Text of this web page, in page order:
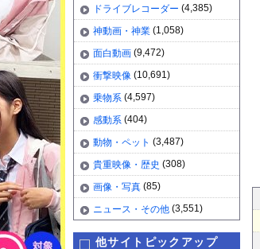
ドライブレコーダー (4,385)
神動画・神業 (1,058)
面白動画 (9,472)
衝撃映像 (10,691)
乗物系 (4,597)
感動系 (404)
動物・ペット (3,487)
貴重映像・歴史 (308)
画像・写真 (85)
ニュース・その他 (3,551)
他サイトピックアップ